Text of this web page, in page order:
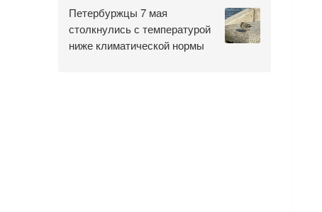
Петербуржцы 7 мая
столкнулись с температурой
ниже климатической нормы